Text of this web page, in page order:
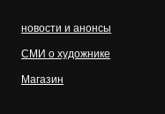
новости и анонсы
СМИ о художнике
Магазин